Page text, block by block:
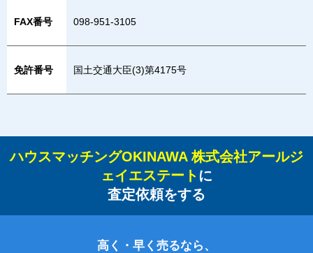
FAX番号 098-951-3105
免許番号 国土交通大臣(3)第4175号
ハウスマッチングOKINAWA 株式会社アールジ
ェイエステート に
査定依頼をする
高く・早く売るなら、